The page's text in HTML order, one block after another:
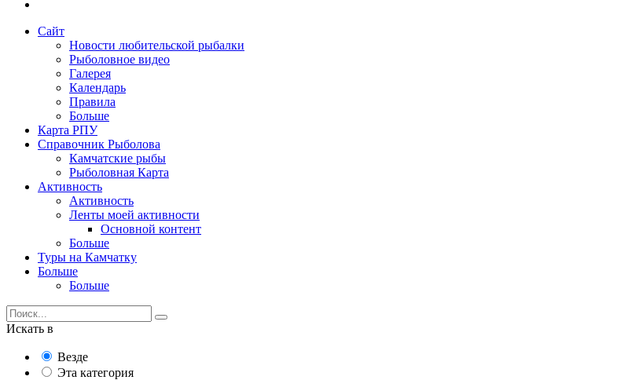
Сайт
Новости любительской рыбалки
Рыболовное видео
Галерея
Календарь
Правила
Больше
Карта РПУ
Справочник Рыболова
Камчатские рыбы
Рыболовная Карта
Активность
Активность
Ленты моей активности
Основной контент
Больше
Туры на Камчатку
Больше
Больше
Искать в
Везде
Эта категория